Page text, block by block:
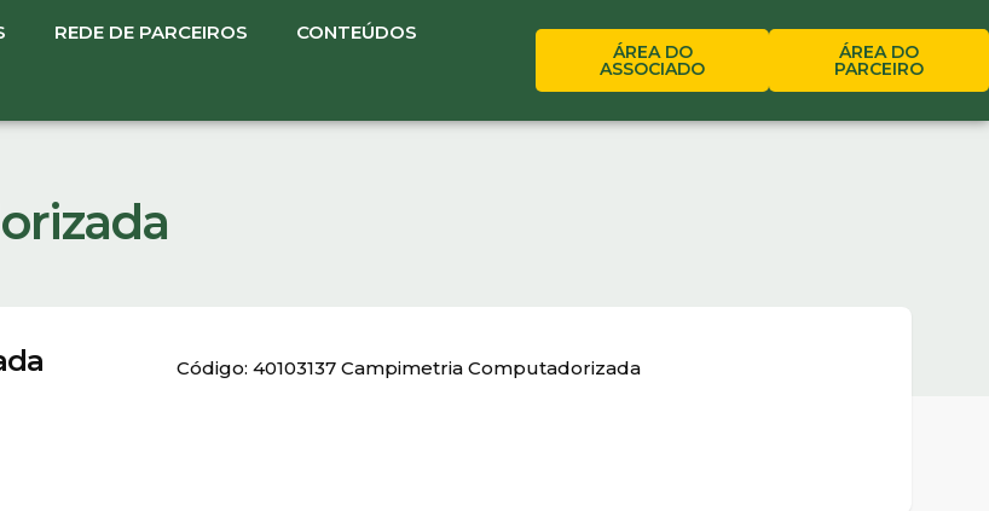
REDE DE PARCEIROS CONTEÚDOS
ÁREA DO
ASSOCIADO
ÁREA DO
PARCEIRO
Código: 40103137 Campimetria Computadorizada